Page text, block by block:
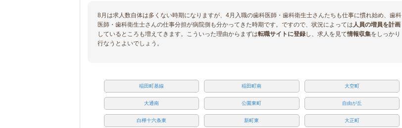
8月は求人数自体は多くない時期になりますが、4月入職の歯科医師・歯科衛生士さんたちも仕事に慣れ始め、歯科
医師・歯科衛生士さんの仕事分担が病院側も分かってきた時期です。ですので、状況によっては人員の増員を計画
しているところも増えてきます。こういった理由からまずは転職サイトに登録し、求人を見て情報収集をしっかり
行なうとよいでしょう。
稲田町基線 稲田町南 大空町
大通南 公園東町 自由が丘
白樺十六条東 新町東 大正町